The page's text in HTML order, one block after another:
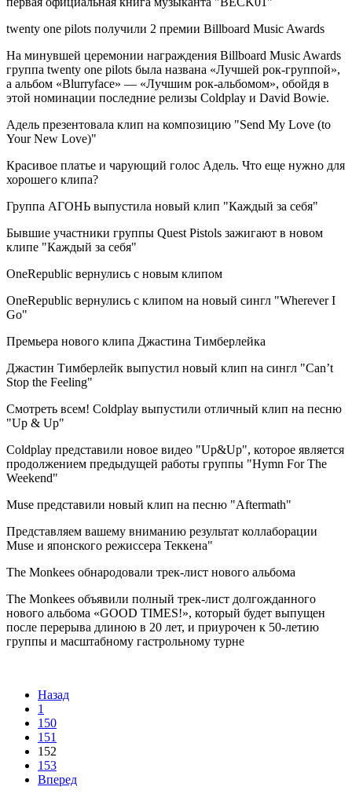
twenty one pilots получили 2 премии Billboard Music Awards
На минувшей церемонии награждения Billboard Music Awards
группа twenty one pilots была названа «Лучшей рок-группой»,
а альбом «Blurryface» — «Лучшим рок-альбомом», обойдя в
этой номинации последние релизы Coldplay и David Bowie.
Адель презентовала клип на композицию "Send My Love (to
Your New Love)"
Красивое платье и чарующий голос Адель. Что еще нужно для
хорошего клипа?
Группа АГОНЬ выпустила новый клип "Каждый за себя"
Бывшие участники группы Quest Pistols зажигают в новом
клипе "Каждый за себя"
OneRepublic вернулись с новым клипом
OneRepublic вернулись с клипом на новый сингл "Wherever I
Go"
Премьера нового клипа Джастина Тимберлейка
Джастин Тимберлейк выпустил новый клип на сингл "Can’t
Stop the Feeling"
Смотреть всем! Coldplay выпустили отличный клип на песню
"Up & Up"
Coldplay представили новое видео "Up&Up", которое является
продолжением предыдущей работы группы "Hymn For The
Weekend"
Muse представили новый клип на песню "Aftermath"
Представляем вашему вниманию результат коллаборации
Muse и японского режиссера Теккена"
The Monkees обнародовали трек-лист нового альбома
The Monkees объявили полный трек-лист долгожданного
нового альбома «GOOD TIMES!», который будет выпущен
после перерыва длиною в 20 лет, и приурочен к 50-летию
группы и масштабному гастрольному турне
Назад
1
150
151
152
153
Вперед